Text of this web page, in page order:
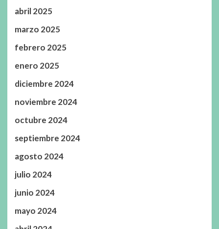
abril 2025
marzo 2025
febrero 2025
enero 2025
diciembre 2024
noviembre 2024
octubre 2024
septiembre 2024
agosto 2024
julio 2024
junio 2024
mayo 2024